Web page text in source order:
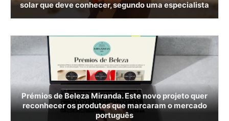
solar que deve conhecer, segundo uma especialista
Prémios de Beleza Miranda. Este novo projeto quer
reconhecer os produtos que marcaram o mercado
português